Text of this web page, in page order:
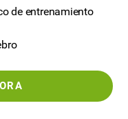
de entrenamiento